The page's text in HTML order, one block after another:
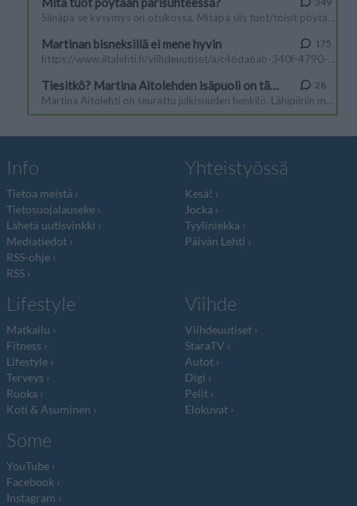
Info
Tietoa meistä
Tietosuojalauseke
Lähetä uutisvinkki
Mediatiedot
RSS-ohje
RSS
Yhteistyössä
Kesä!
Jocka
Tyyliniekka
Päivän Lehti
Lifestyle
Matkailu
Fitness
Lifestyle
Terveys
Ruoka
Koti & Asuminen
Viihde
Viihdeuutiset
StaraTV
Autot
Digi
Pelit
Elokuvat
Some
YouTube
Facebook
Instagram